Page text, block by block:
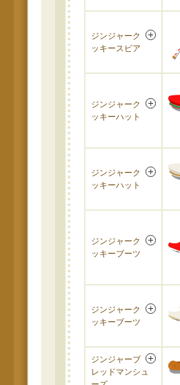
ジンジャーク
ッキースピア
ジンジャーク
ッキーハット
ジンジャーク
ッキーハット
ジンジャーク
ッキーブーツ
ジンジャーク
ッキーブーツ
ジンジャーブ
レッドマンシュ